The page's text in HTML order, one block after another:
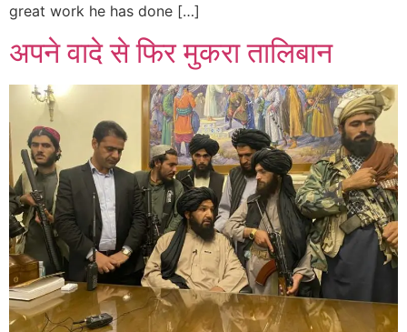
great work he has done […]
अपने वादे से फिर मुकरा तालिबान